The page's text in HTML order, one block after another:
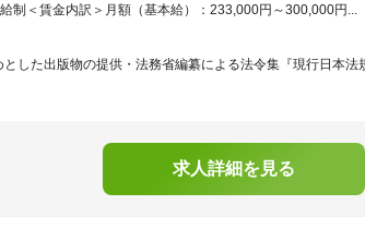
制＜賃金内訳＞月額（基本給）：233,000円～300,000円...
した出版物の提供・法務省編纂による法令集『現行日本法
求人詳細を見る